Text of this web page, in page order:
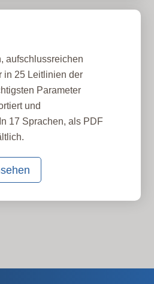
aufschlussreichen
in 25 Leitlinien der
Parameter
und
17 Sprachen, als PDF